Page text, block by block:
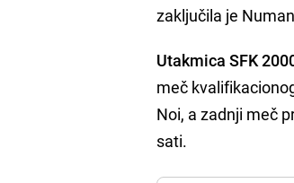
zaključila je
Utakmica SFK
meč
Noi, a zadnji meč
sati.